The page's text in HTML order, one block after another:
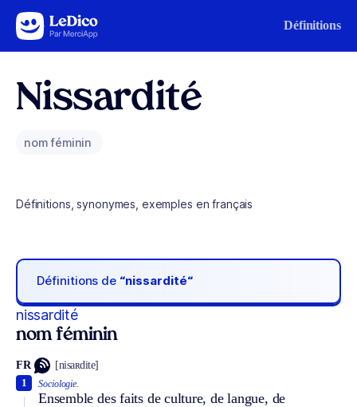
Aller au contenu Définitions
Nissardité
nom féminin
Définitions, synonymes, exemples en français
Définitions de “nissardité“
nissardité
nom féminin
FR [nisaʀdite]
Sociologie.
Ensemble des faits de culture, de langue, de
1